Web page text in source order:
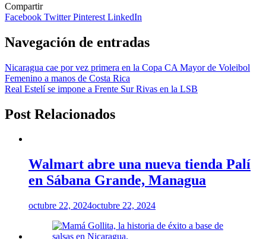
Compartir
Facebook TwitterPinterest LinkedIn
Navegación de entradas
Nicaragua cae por vez primera en la Copa CA Mayor de Voleibol
Femenino a manos de Costa Rica
Real Estelí se impone a Frente Sur Rivas en la LSB
Post Relacionados
Walmart abre una nueva tienda Palí
en Sábana Grande, Managua
octubre 22, 2024octubre 22, 2024